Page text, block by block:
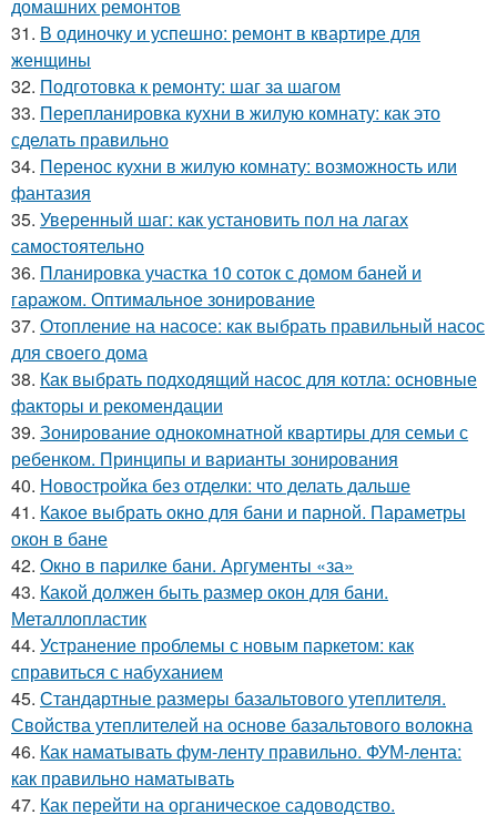
домашних ремонтов
31. В одиночку и успешно: ремонт в квартире для
женщины
32. Подготовка к ремонту: шаг за шагом
33. Перепланировка кухни в жилую комнату: как это
сделать правильно
34. Перенос кухни в жилую комнату: возможность или
фантазия
35. Уверенный шаг: как установить пол на лагах
самостоятельно
36. Планировка участка 10 соток с домом баней и
гаражом. Оптимальное зонирование
37. Отопление на насосе: как выбрать правильный насос
для своего дома
38. Как выбрать подходящий насос для котла: основные
факторы и рекомендации
39. Зонирование однокомнатной квартиры для семьи с
ребенком. Принципы и варианты зонирования
40. Новостройка без отделки: что делать дальше
41. Какое выбрать окно для бани и парной. Параметры
окон в бане
42. Окно в парилке бани. Аргументы «за»
43. Какой должен быть размер окон для бани.
Металлопластик
44. Устранение проблемы с новым паркетом: как
справиться с набуханием
45. Стандартные размеры базальтового утеплителя.
Свойства утеплителей на основе базальтового волокна
46. Как наматывать фум-ленту правильно. ФУМ-лента:
как правильно наматывать
47. Как перейти на органическое садоводство.